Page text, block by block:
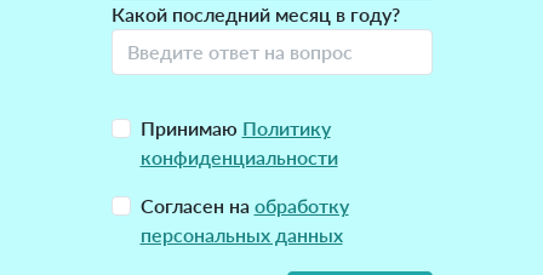
Какой последний месяц в году?
Принимаю Политику
конфиденциальности
Согласен на обработку
персональных данных